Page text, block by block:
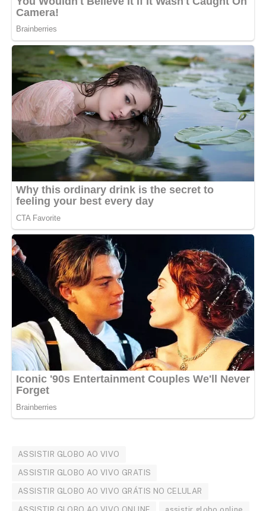
ASSISTIR GLOBO AO VIVO
ASSISTIR GLOBO AO VIVO GRATIS
ASSISTIR GLOBO AO VIVO GRÁTIS NO CELULAR